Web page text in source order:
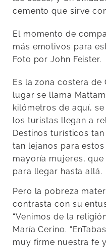
cemento que sirve
El momento de
más emotivos para
Foto por John Feister.
Es la zona costera de
lugar se llama
kilómetros de aquí,
los turistas llegan a
Destinos turísticos
tan lejanos para
mayoría mujeres,
para llegar hasta allá.
Pero la pobreza
contrasta con su
“Venimos de la
María Cerino.
muy firme nuestra fe